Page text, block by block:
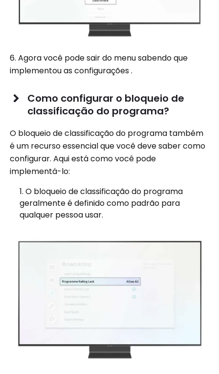
6. Agora você pode sair do menu sabendo que
implementou as configurações .
Como configurar o bloqueio de
classificação do programa?
O bloqueio de classificação do programa também
é um recurso essencial que você deve saber como
configurar. Aqui está como você pode
implementá-lo:
O bloqueio de classificação do programa
geralmente é definido como padrão para
qualquer pessoa usar.